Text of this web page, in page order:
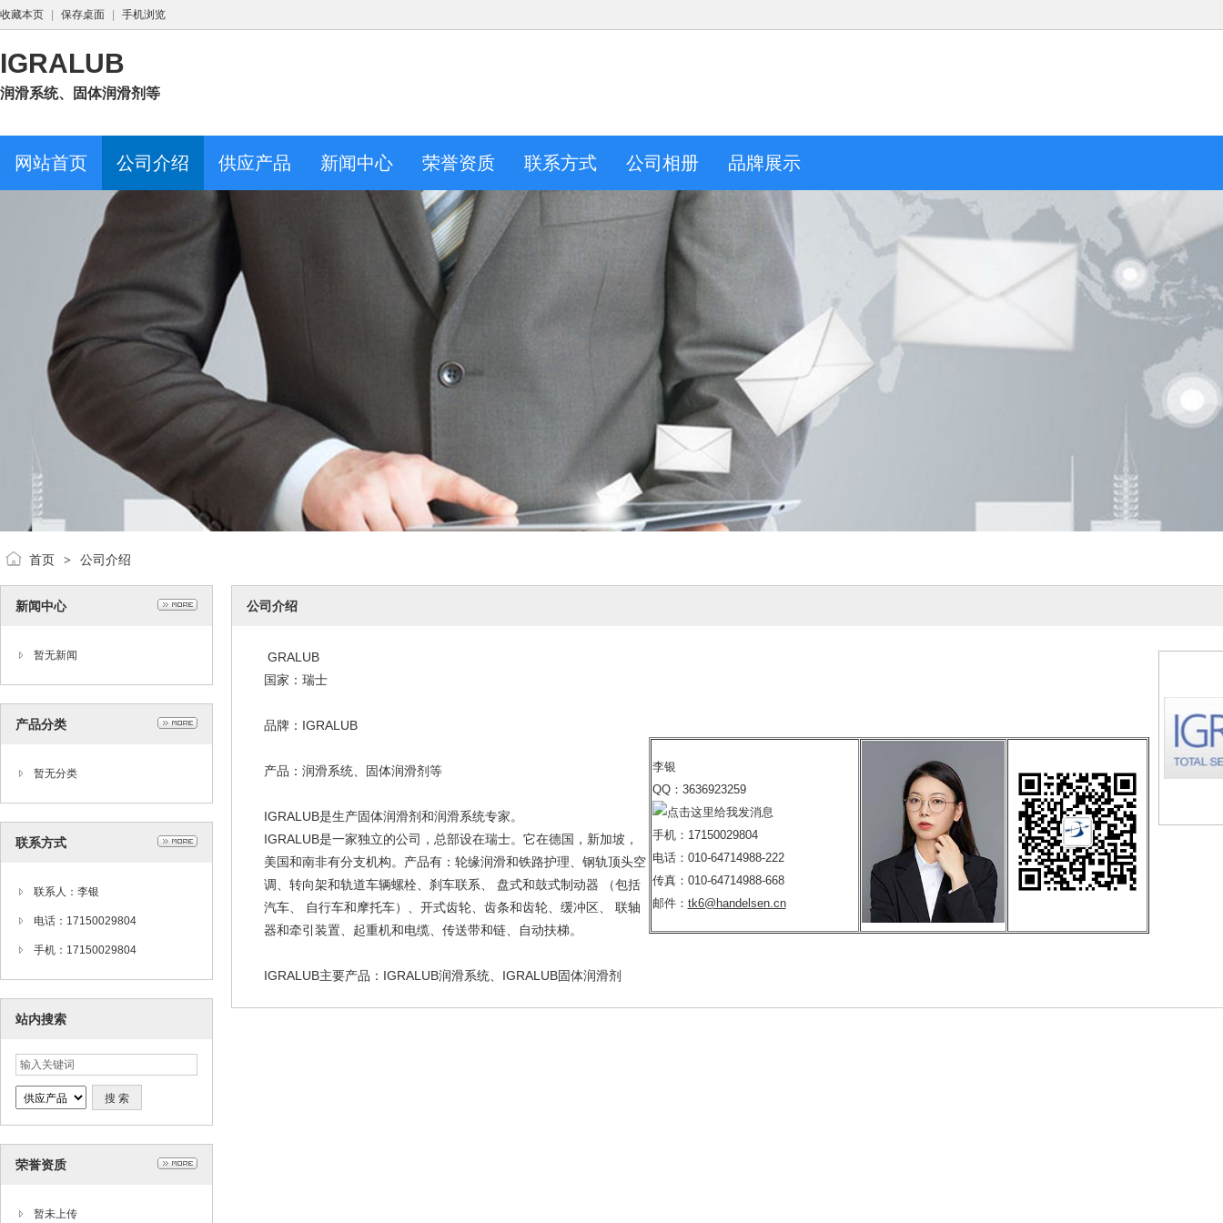
收藏本页 保存桌面 手机浏览
IGRALUB
润滑系统、固体润滑剂等
网站首页 公司介绍 供应产品 新闻中心 荣誉资质 联系方式 公司相册 品牌展示
首页 > 公司介绍
新闻中心
暂无新闻
产品分类
暂无分类
联系方式
联系人：李银
电话：17150029804
手机：17150029804
站内搜索
荣誉资质
暂未上传
公司介绍
GRALUB
国家：瑞士
品牌：IGRALUB
李银
QQ：3636923259
手机：17150029804
电话：010-64714988-222
传真：010-64714988-668
邮件： tk6@handelsen.cn
产品：润滑系统、固体润滑剂等
IGRALUB是生产固体润滑剂和润滑系统专家。
IGRALUB是一家独立的公司，总部设在瑞士。它在德国，新加坡，
美国和南非有分支机构。产品有：轮缘润滑和铁路护理、钢轨顶头空
调、转向架和轨道车辆螺栓、刹车联系、 盘式和鼓式制动器 （包括
汽车、 自行车和摩托车）、开式齿轮、齿条和齿轮、缓冲区、 联轴
器和牵引装置、起重机和电缆、传送带和链、自动扶梯。
IGRALUB主要产品：IGRALUB润滑系统、IGRALUB固体润滑剂